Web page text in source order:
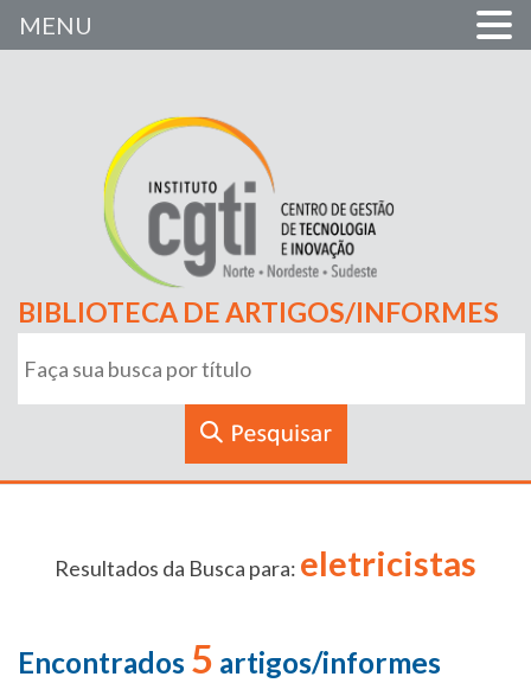
BIBLIOTECA DE ARTIGOS/INFORMES
Resultados da Busca para: eletricistas
Encontrados 5 artigos/informes
MENU